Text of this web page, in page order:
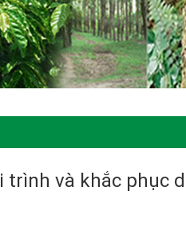
trình và khắc phục